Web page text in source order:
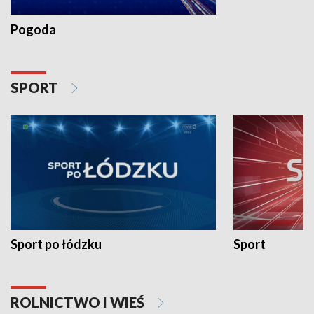
Pogoda
SPORT
Sport po łódzku Sport
ROLNICTWO I WIEŚ